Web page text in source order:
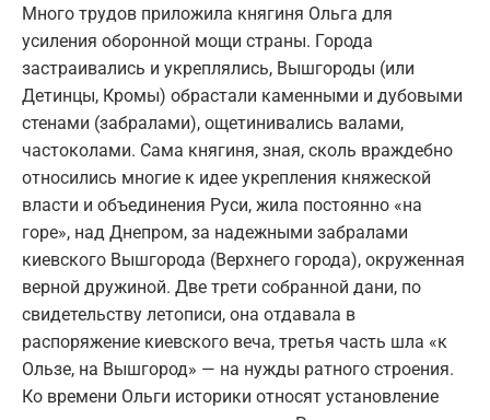
Много трудов приложила княгиня Ольга для
усиления оборонной мощи страны. Города
застраивались и укреплялись, Вышгороды (или
Детинцы, Кромы) обрастали каменными и дубовыми
стенами (забралами), ощетинивались валами,
частоколами. Сама княгиня, зная, сколь враждебно
относились многие к идее укрепления княжеской
власти и объединения Руси, жила постоянно «на
горе», над Днепром, за надежными забралами
киевского Вышгорода (Верхнего города), окруженная
верной дружиной. Две трети собранной дани, по
свидетельству летописи, она отдавала в
распоряжение киевского веча, третья часть шла «к
Ользе, на Вышгород» — на нужды ратного строения.
Ко времени Ольги историки относят установление